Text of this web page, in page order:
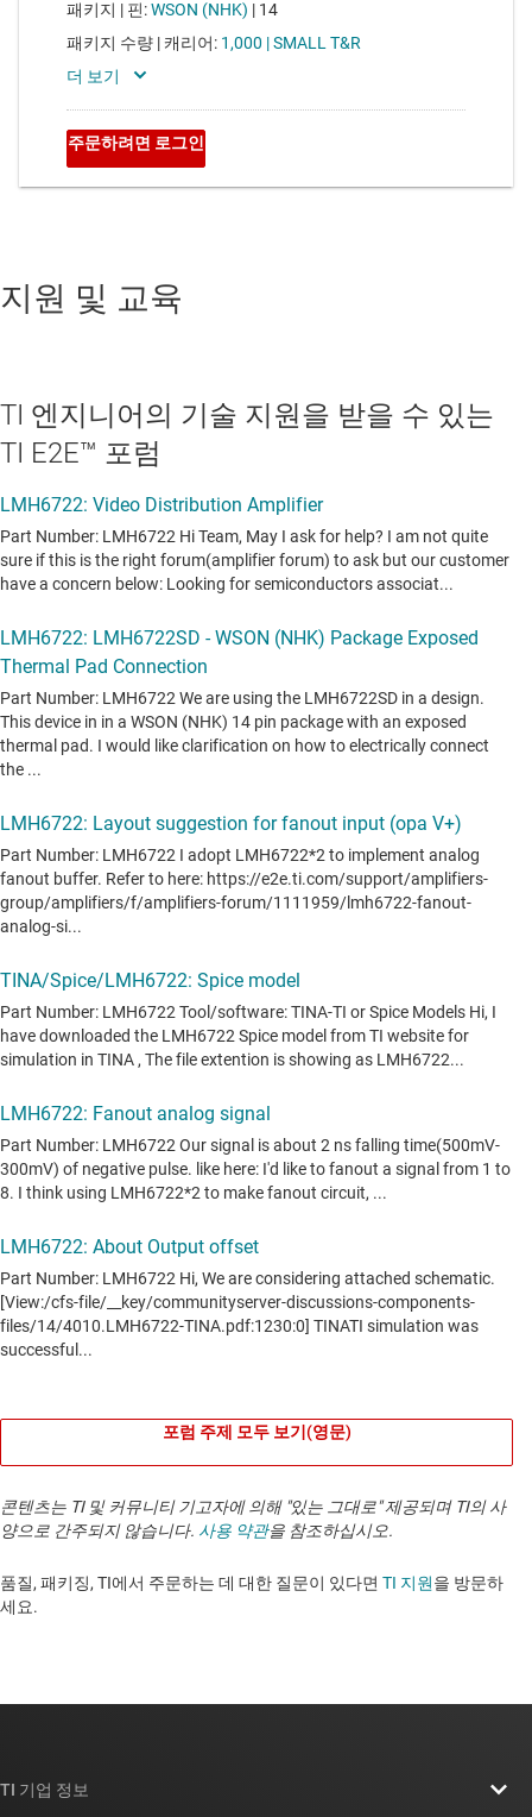
지원 및 교육
TI 엔지니어의 기술 지원을 받을 수 있는
TI E2E™ 포럼
포럼 주제 모두 보기(영문)
콘텐츠는 TI 및 커뮤니티 기고자에 의해 "있는 그대로" 제공되며 TI의 사
양으로 간주되지 않습니다. 사용 약관을 참조하십시오.
품질, 패키징, TI에서 주문하는 데 대한 질문이 있다면 TI 지원을 방문하
세요. ​​​​​​​​​​​​​​
TI 기업 정보